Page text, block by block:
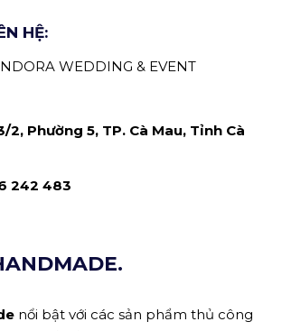
HỆ:
WEDDING & EVENT
2, Phường 5, TP. Cà Mau, Tỉnh Cà
242 483
nổi bật với các sản phẩm thủ công